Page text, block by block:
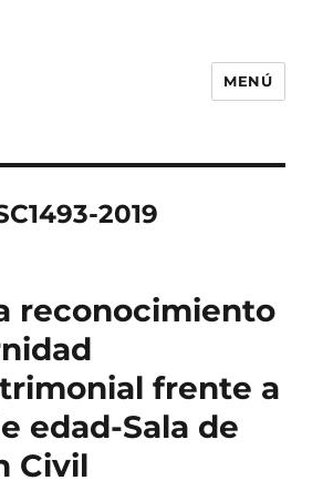
MENÚ
2019
reconocimiento
frente a
edad-Sala de
Civil